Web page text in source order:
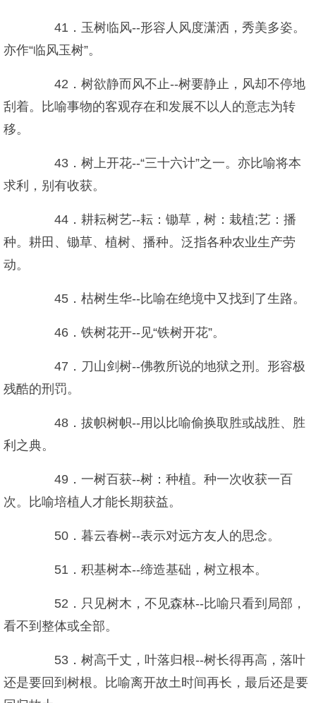
41．玉树临风--形容人风度潇洒，秀美多姿。
亦作“临风玉树”。
42．树欲静而风不止--树要静止，风却不停地
刮着。比喻事物的客观存在和发展不以人的意志为转
移。
43．树上开花--“三十六计”之一。亦比喻将本
求利，别有收获。
44．耕耘树艺--耘：锄草，树：栽植;艺：播
种。耕田、锄草、植树、播种。泛指各种农业生产劳
动。
45．枯树生华--比喻在绝境中又找到了生路。
46．铁树花开--见“铁树开花”。
47．刀山剑树--佛教所说的地狱之刑。形容极
残酷的刑罚。
48．拔帜树帜--用以比喻偷换取胜或战胜、胜
利之典。
49．一树百获--树：种植。种一次收获一百
次。比喻培植人才能长期获益。
50．暮云春树--表示对远方友人的思念。
51．积基树本--缔造基础，树立根本。
52．只见树木，不见森林--比喻只看到局部，
看不到整体或全部。
53．树高千丈，叶落归根--树长得再高，落叶
还是要回到树根。比喻离开故土时间再长，最后还是要